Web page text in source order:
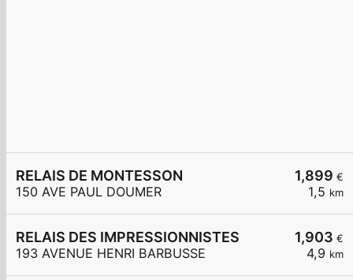
1,899 €
1,5 km
RELAIS DE MONTESSON
150 AVE PAUL DOUMER
1,903 €
4,9 km
RELAIS DES IMPRESSIONNISTES
193 AVENUE HENRI BARBUSSE